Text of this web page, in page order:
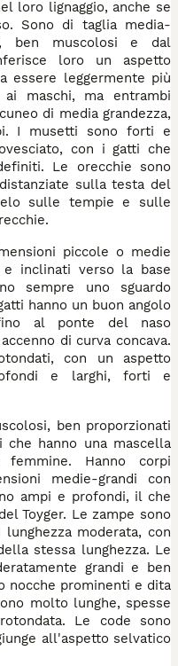
loro lignaggio, anche se
Sono di taglia media-
ben muscolosi e dal
loro un aspetto
essere leggermente più
maschi, ma entrambi
di media grandezza,
I musetti sono forti e
con i gatti che
Le orecchie sono
sulla testa del
sulle tempie e sulle
piccole o medie
e inclinati verso la base
sempre uno sguardo
hanno un buon angolo
al ponte del naso
di curva concava.
con un aspetto
e larghi, forti e
ben proporzionati
hanno una mascella
Hanno corpi
medie-grandi con
ampi e profondi, il che
Toyger. Le zampe sono
moderata, con
stessa lunghezza. Le
grandi e ben
nocche prominenti e dita
molto lunghe, spesse
Le code sono
all'aspetto selvatico